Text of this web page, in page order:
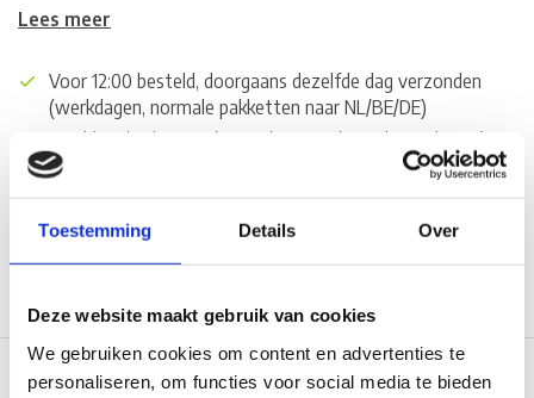
Toestemming Details Over
Deze website maakt gebruik van cookies
We gebruiken cookies om content en advertenties te
personaliseren, om functies voor social media te bieden
Lees meer
Voor 12:00 besteld, doorgaans dezelfde dag verzonden
(werkdagen, normale pakketten naar NL/BE/DE)
World wide shipping (normal size and weight packages)
Gratis verzending vanaf € 100,- naar NL en BE
*Zeer grote magazijnvoorraad direct beschikbaar voor
verzending. Een deel van de artikelen op voorraad in de
winkel, mail ons voor de beschikbaarheid in de winkel:
Beschrijving